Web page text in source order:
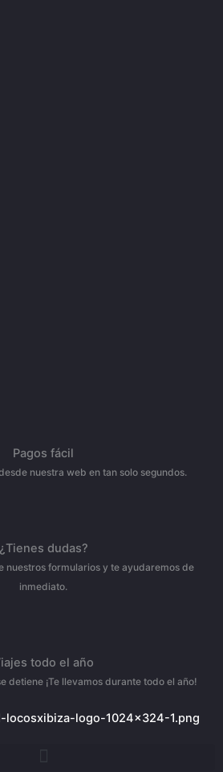
Pagos fácil
nuestra web en tan solo segundos.
¿Tienes dudas?
nuestros formularios y te ayudaremos de
inmediato.
todo el año
detiene ¡Te llevamos durante todo el año!